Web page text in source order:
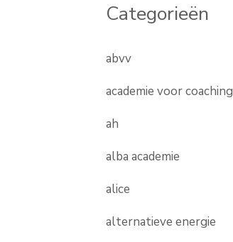
Categorieën
abvv
academie voor coaching
ah
alba academie
alice
alternatieve energie